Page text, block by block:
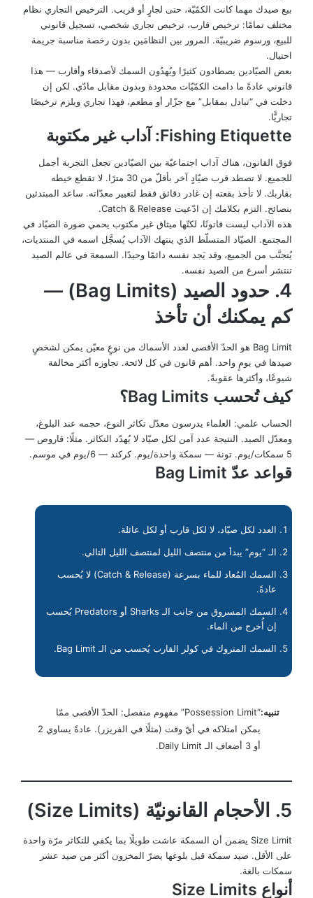
بيع صيدك مهما كانت الكمّيّة، حتى لجارٍ أو قريب. الترخيص التجاري نظام
مختلف تمامًا: ترخيص قارب، ترخيص تجاري شخصي، تسجيل قانوني
للبيع، ورسوم ضريبيّة. المرور بين النظامَين بدون رخصة مناسبة جريمة
احتيال.
بعض الصيّادين يصطادون كثيرًا ويُهدُون السمك لأصدقاء وأقارب — هذا
قانوني عادةً ما دامت الكمّيّات محدودة وبدون مقابل مادّي. لكن إن
دخلت في “تبادل بمقابل” مع جزّار أو مطعم، فهذا تجاري ويلزم ترخيصًا
تجاريًّا.
Fishing Etiquette: آداب غير مكتوبة
فوق القانون، هناك آداب اجتماعيّة بين الصيّادين تجعل التجربة أجمل
للجميع. لا تصطد قرب صيّادٍ آخر بأقلّ من 30 مترًا. لا تقطع خيطه
بقاربك. لا تأخذ بقعته إن غادر دقائق فقط لتغيير معدّاته. ساعد المبتدئين
بنصائح. التزم بكلامك إن ادّعيت Catch & Release.
هذه الآداب ليست قانونًا، لكنّها ميثاق غير مكتوب يحمي صورة الصيّاد في
المجتمع. الصيّاد المتسلّط الذي ينتهك الآداب يُسجَّل اسمه في المنتديات،
يُتجنَّب من الجميع، وقد يَجد نفسه دائمًا وحيدًا. السمعة في عالم الصيد
تنتشر أسرع من الصيد نفسه.
4. حدود الصيد (Bag Limits) —
كم يمكنك أن تأخذ
Bag Limit هو الحدّ الأقصى لعدد الأسماك من نوعٍ معيّن يمكن لشخصٍ
صيدها في يومٍ واحد. أهم قانون في كل لائحة. تجاوزه أكثر مخالفة
شيوعًا، وأكثرها عقوبةً.
كيف تُحسب Bag Limits؟
الحساب علمي: العلماء يدرسون معدّل تكاثر النوع، حجمه عند البلوغ،
ومعدّل الصيد. النتيجة عدد آمن لكل صيّاد لا يُهدّد التكاثر. مثلًا: قاروص —
5 سمكات/يوم. تونة — سمكة واحدة/يوم. كركند — 6/يوم في موسم.
قواعد عدّ Bag Limit
العدد لكل صيّاد، لا لكل قارب أو لكل عائلة.
الـ “يوم” يبدأ من منتصف الليل لمنتصف الليل التالي.
السمك المُعاد للماء بسرعة (Catch & Release) لا يُحسب
عادةً.
السمك المسروق من جانب الـ Sharks أو Predators يُحسب
إن أُخرج من الماء.
السمك المتروك في كولر القارب يُحسب من الـ Bag Limit.
تنبيه:
“Possession Limit” مفهوم منفصل: الحدّ الأقصى ممّا
يمكن امتلاكه في أيّ وقت (مثلًا في الفريزر). عادةً يساوي 2
أو 3 أضعاف الـ Daily Limit.
5. الأحجام القانونيّة (Size Limits)
Size Limit يضمن أن السمكة عاشت طويلًا بما يكفي للتكاثر مرّة واحدة
على الأقل. صيد سمكة قبل بلوغها يضرّ المخزون أكثر من صيد عشر
سمكات بالغة.
أنواع Size Limits